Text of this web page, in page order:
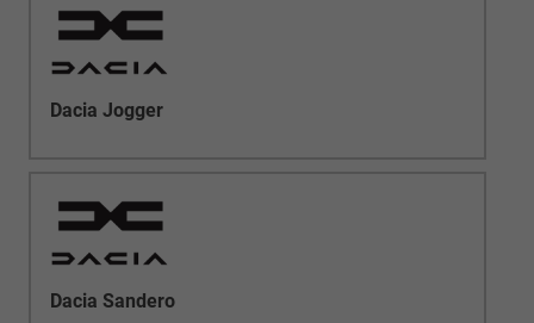
Dacia Jogger
Dacia Sandero